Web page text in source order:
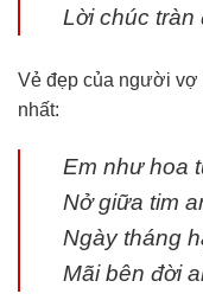
Lời chúc tràn
Vẻ đẹp của người
nhất:
Em như hoa
Nở giữa tim
Ngày tháng
Mãi bên đời